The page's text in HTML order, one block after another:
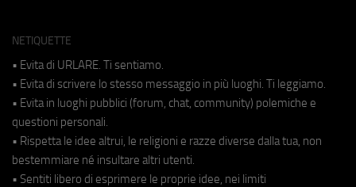
NETIQUETTE
• Evita di URLARE. Ti sentiamo.
• Evita di scrivere lo stesso messaggio in più luoghi. Ti leggiamo.
• Evita in luoghi pubblici (forum, chat, community) polemiche e
questioni personali.
• Rispetta le idee altrui, le religioni e razze diverse dalla tua, non
bestemmiare né insultare altri utenti.
• Sentiti libero di esprimere le proprie idee, nei limiti